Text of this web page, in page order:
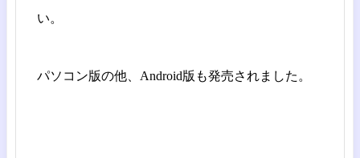
い。
パソコン版の他、Android版も発売されました。